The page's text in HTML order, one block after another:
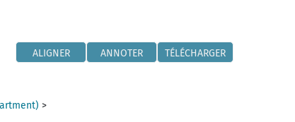
ALIGNER ANNOTER TÉLÉCHARGER
>